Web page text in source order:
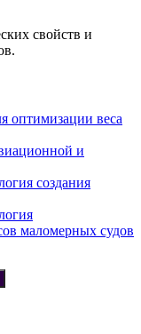
свойств и
оптимизации веса
и
создания
маломерных судов